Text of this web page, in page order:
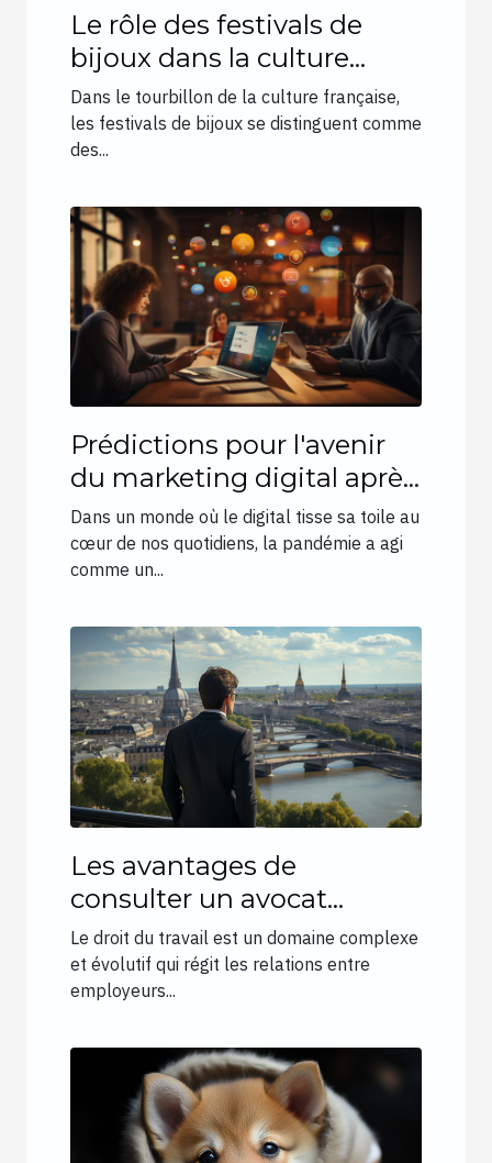
Le rôle des festivals de
bijoux dans la culture
française contemporaine
Dans le tourbillon de la culture française,
les festivals de bijoux se distinguent comme
des...
Prédictions pour l'avenir
du marketing digital après
la pandémie
Dans un monde où le digital tisse sa toile au
cœur de nos quotidiens, la pandémie a agi
comme un...
Les avantages de
consulter un avocat
spécialisé en droit du
travail pour les salariés et
les employeurs à Bordeaux
Le droit du travail est un domaine complexe
et évolutif qui régit les relations entre
employeurs...